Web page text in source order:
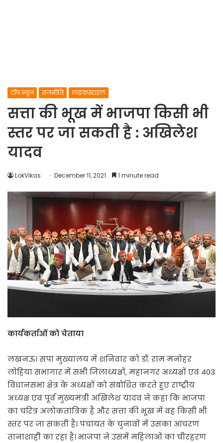
टॉप न्यूज राजनीति लाइफस्टाइल
सत्ता की भूख में भाजपा किसी भी
स्तर पर जा सकती है : अखिलेश
यादव
LokVikas December 11, 2021 1 minute read
कार्यकर्ताओं को चेताया
लखनऊ। सपा मुख्यालय में शनिवार को डॉ. राम मनोहर
लोहिया सभागार में सभी जिलाध्यक्षों, महानगर अध्यक्षों एवं 403
विधानसभा क्षेत्र के अध्यक्षों को संबोधित करते हुए राष्ट्रीय
अध्यक्ष एवं पूर्व मुख्यमंत्री अखिलेश यादव ने कहा कि भाजपा
का चरित्र अलोकतांत्रिक है और सत्ता की भूख में वह किसी भी
स्तर पर जा सकती है। पंचायत के चुनावों में उसका आचरण
तानाशाही का रहा है। भाजपा ने उसमें महिलाओं का चीरहरण